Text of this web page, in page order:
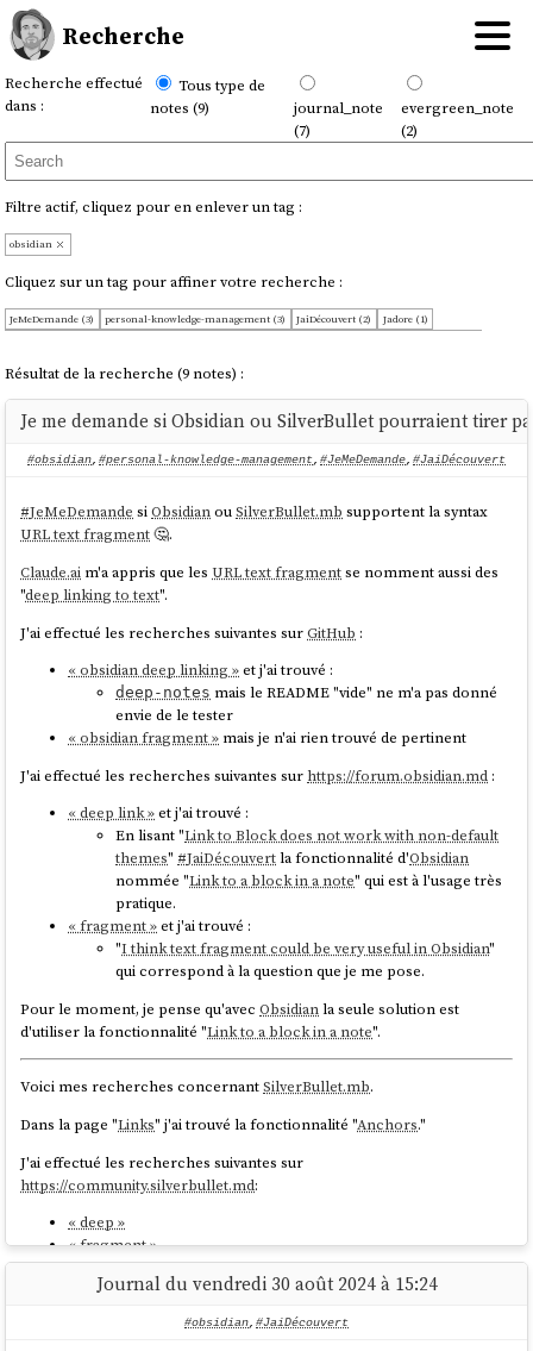
Recherche
Recherche effectué
dans :
Tous type de
notes (9)
journal_note
(7)
evergreen_note
(2)
Filtre actif, cliquez pour en enlever un tag :
obsidian
Cliquez sur un tag pour affiner votre recherche :
JeMeDemande (3) personal-knowledge-management (3) JaiDécouvert (2)
Jadore (1)
Résultat de la recherche (9 notes) :
Je me demande si Obsidian ou SilverBullet pourraient tirer
#obsidian, #personal-knowledge-management, #JeMeDemande, #JaiDécouvert
#JeMeDemande siObsidianouSilverBullet.mb supportent la syntax
URL text fragment🤔.
Claude.ai m'a appris que lesURL text fragmentse nomment aussi des
"deep linking to text".
J'ai effectué les recherches suivantes surGitHub :
« obsidian deep linking »et j'ai trouvé :
deep-notes mais le README "vide" ne m'a pas donné
envie de le tester
« obsidian fragment » mais je n'ai rien trouvé de pertinent
J'ai effectué les recherches suivantes sur https://forum.obsidian.md :
« deep link »et j'ai trouvé :
En lisant "Link to Block does not work with non-default
themes" #JaiDécouvertla fonctionnalité d'Obsidian
nommée "Link to a block in a note" qui est à l'usage très
pratique.
« fragment »et j'ai trouvé :
"I think text fragment could be very useful in Obsidian"
qui correspond à la question que je me pose.
Pour le moment, je pense qu'avecObsidianla seule solution est
d'utiliser la fonctionnalité "Link to a block in a note".
Voici mes recherches concernantSilverBullet.mb.
Dans la page "Links" j'ai trouvé la fonctionnalité "Anchors."
J'ai effectué les recherches suivantes sur
https://community.silverbullet.md:
« deep »
« fragment »
et je n'ai rien trouvé d'intéressant.
J'ai ensuite effectué des recherches sur GitHub :
Journal du vendredi 30 août 2024 à 15:24
#obsidian, #JaiDécouvert